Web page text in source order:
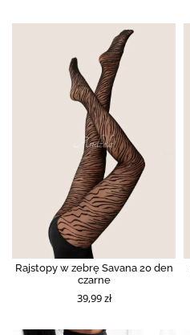
Rajstopy w zebrę Savana 20 den
czarne
39,99 zł